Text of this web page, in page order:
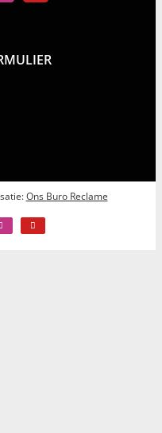
Ons Buro Reclame
InstagramYouTube